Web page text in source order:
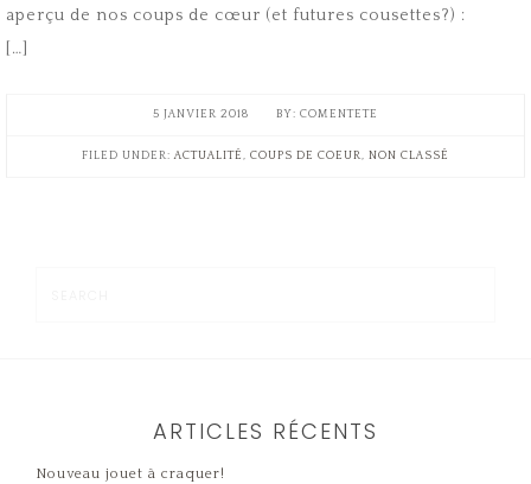
aperçu de nos coups de cœur (et futures cousettes?) :
[…]
5 JANVIER 2018 COMENTETE
FILED UNDER:ACTUALITÉ, COUPS DE COEUR, NON CLASSÉ
ARTICLES RÉCENTS
Nouveau jouet à craquer!